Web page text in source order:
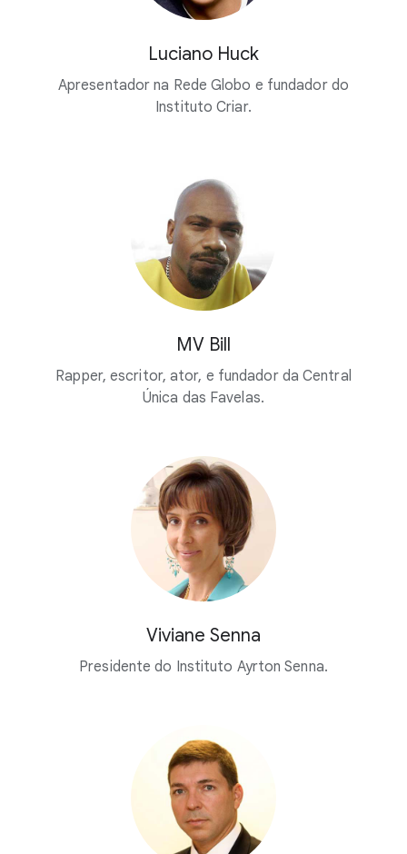
Luciano Huck
Apresentador na Rede Globo e fundador do
Instituto Criar.
MV Bill
Rapper, escritor, ator, e fundador da Central
Única das Favelas.
Viviane Senna
Presidente do Instituto Ayrton Senna.